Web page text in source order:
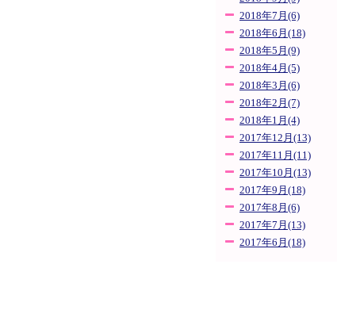
2018年7月(6)
2018年6月(18)
2018年5月(9)
2018年4月(5)
2018年3月(6)
2018年2月(7)
2018年1月(4)
2017年12月(13)
2017年11月(11)
2017年10月(13)
2017年9月(18)
2017年8月(6)
2017年7月(13)
2017年6月(18)